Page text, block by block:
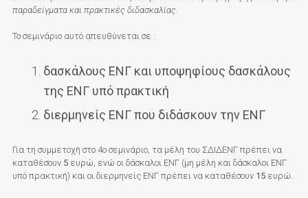
παραδείγματα και πρακτικές διδασκαλίας.
Το σεμινάριο αυτό απευθύνεται σε :
δασκάλους ΕΝΓ και υποψηφίους δασκάλους
της ΕΝΓ υπό πρακτική
διερμηνείς ΕΝΓ που διδάσκουν την ΕΝΓ
Για τη συμμετοχή στο 4ο σεμινάριο, τα μέλη του ΣΔΙΔΕΝΓ πρέπει να
καταθέσουν 5 ευρώ, ενώ οι δάσκαλοι ΕΝΓ (μη μέλη και δάσκαλοι ΕΝΓ
υπό πρακτική) και οι διερμηνείς ΕΝΓ πρέπει να καταθέσουν 15 ευρώ.